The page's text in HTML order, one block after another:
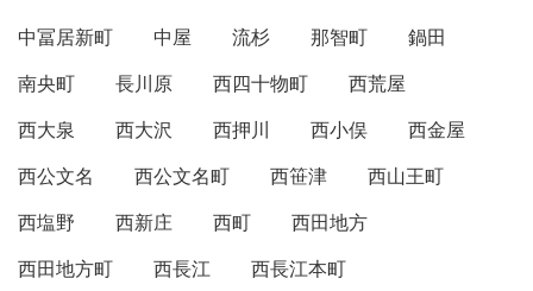
中冨居新町
中屋 流杉 那智町
鍋田
南央町
長川原 西四十物町
西荒屋
西大泉
西大沢 西押川 西小俣
西金屋
西公文名
西公文名町 西笹津
西山王町
西塩野
西新庄 西町
西田地方
西田地方町
西長江
西長江本町